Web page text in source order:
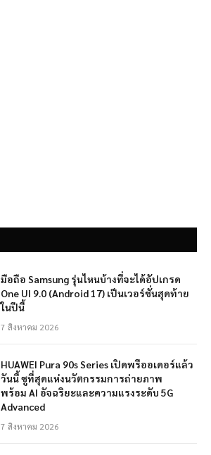
มือถือ Samsung รุ่นไหนบ้างที่จะได้อัปเกรด
One UI 9.0 (Android 17) เป็นเวอร์ชั่นสุดท้าย
ในปีนี้
7 สิงหาคม 2026
HUAWEI Pura 90s Series เปิดพรีออเดอร์แล้ว
วันนี้ ชูที่สุดแห่งนวัตกรรมการถ่ายภาพ
พร้อม AI อัจฉริยะและความแรงระดับ 5G
Advanced
7 สิงหาคม 2026